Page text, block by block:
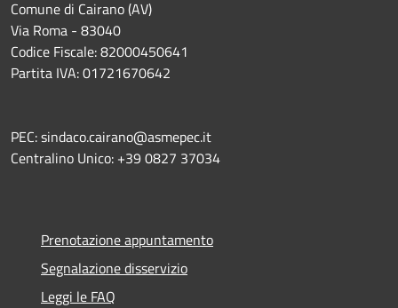
Comune di Cairano (AV)
Via Roma - 83040
Codice Fiscale: 82000450641
Partita IVA: 01721670642
PEC: sindaco.cairano@asmepec.it
Centralino Unico: +39 0827 37034
Prenotazione appuntamento
Segnalazione disservizio
Leggi le FAQ